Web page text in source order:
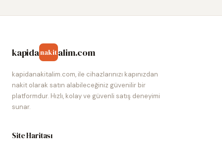
kapidanakitalim.com
kapidanakitalim.com, ile cihazlarınızı kapınızdan
nakit olarak satın alabileceğiniz güvenilir bir
platformdur. Hızlı, kolay ve güvenli satış deneyimi
sunar.
Site Haritası